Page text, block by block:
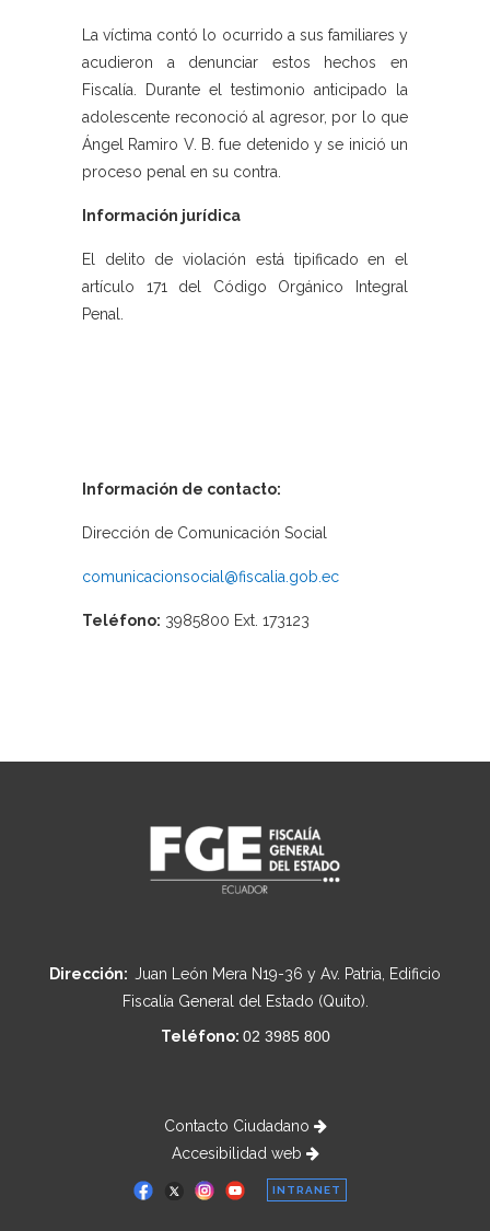
La víctima contó lo ocurrido a sus familiares y
acudieron a denunciar estos hechos en
Fiscalía. Durante el testimonio anticipado la
adolescente reconoció al agresor, por lo que
Ángel Ramiro V. B. fue detenido y se inició un
proceso penal en su contra.
Información jurídica
El delito de violación está tipificado en el
artículo 171 del Código Orgánico Integral
Penal.
Información de contacto:
Dirección de Comunicación Social
comunicacionsocial@fiscalia.gob.ec
Teléfono: 3985800 Ext. 173123
Dirección: Juan León Mera N19-36 y Av. Patria, Edificio
Fiscalía General del Estado (Quito).
Teléfono: 02 3985 800
Contacto Ciudadano
Accesibilidad web
INTRANET